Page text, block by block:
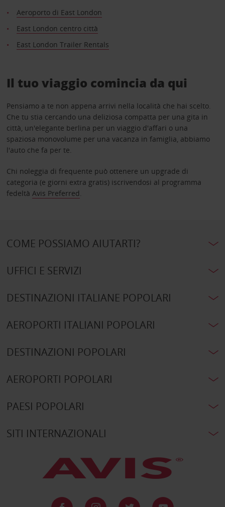
Aeroporto di East London
East London centro città
East London Trailer Rentals
Il tuo viaggio comincia da qui
Pensiamo a te non appena arrivi nella località che hai scelto.
Che tu stia cercando una deliziosa compatta per una gita in
città, un'elegante berlina per un viaggio d'affari o una
spaziosa monovolume per una vacanza in famiglia, abbiamo
l'auto che fa per te.
Chi noleggia di frequente può ottenere un upgrade di
categoria (e giorni extra gratis) iscrivendosi al programma
fedeltà Avis Preferred.
COME POSSIAMO AIUTARTI?
UFFICI E SERVIZI
DESTINAZIONI ITALIANE POPOLARI
AEROPORTI ITALIANI POPOLARI
DESTINAZIONI POPOLARI
AEROPORTI POPOLARI
PAESI POPOLARI
SITI INTERNAZIONALI